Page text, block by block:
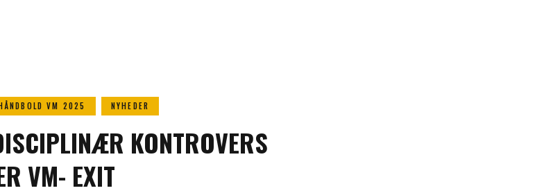
VM 2025 NYHEDER
KONTROVERS
VM- EXIT